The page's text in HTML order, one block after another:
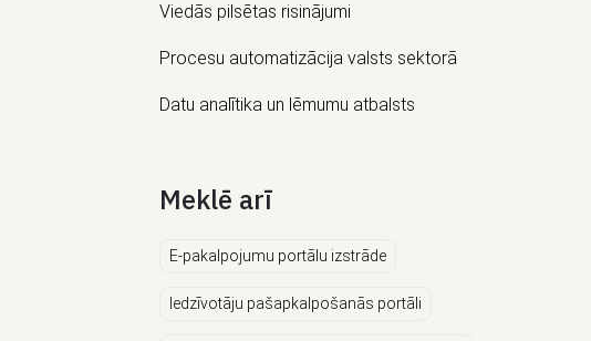
Viedās pilsētas risinājumi
Procesu automatizācija valsts sektorā
Datu analītika un lēmumu atbalsts
Meklē arī
E-pakalpojumu portālu izstrāde
Iedzīvotāju pašapkalpošanās portāli